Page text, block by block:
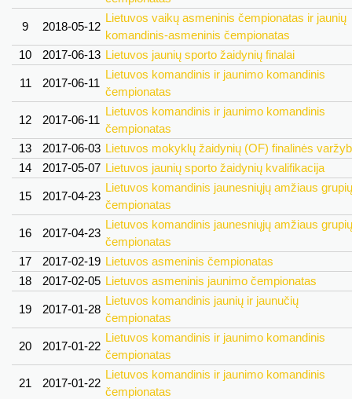
9 2018-05-12
Lietuvos vaikų asmeninis čempionatas ir jaunių
komandinis-asmeninis čempionatas
10
2017-06-13 Lietuvos jaunių sporto žaidynių finalai
11 2017-06-11
Lietuvos komandinis ir jaunimo komandinis
čempionatas
12 2017-06-11
Lietuvos komandinis ir jaunimo komandinis
čempionatas
13
2017-06-03 Lietuvos mokyklų žaidynių (OF) finalinės
14
2017-05-07 Lietuvos jaunių sporto žaidynių kvalifikacija
15 2017-04-23
Lietuvos komandinis jaunesniųjų amžiaus grupių
čempionatas
16 2017-04-23
Lietuvos komandinis jaunesniųjų amžiaus grupių
čempionatas
17
2017-02-19 Lietuvos asmeninis čempionatas
18
2017-02-05 Lietuvos asmeninis jaunimo čempionatas
19 2017-01-28
Lietuvos komandinis jaunių ir jaunučių
čempionatas
20 2017-01-22
Lietuvos komandinis ir jaunimo komandinis
čempionatas
21 2017-01-22
Lietuvos komandinis ir jaunimo komandinis
čempionatas